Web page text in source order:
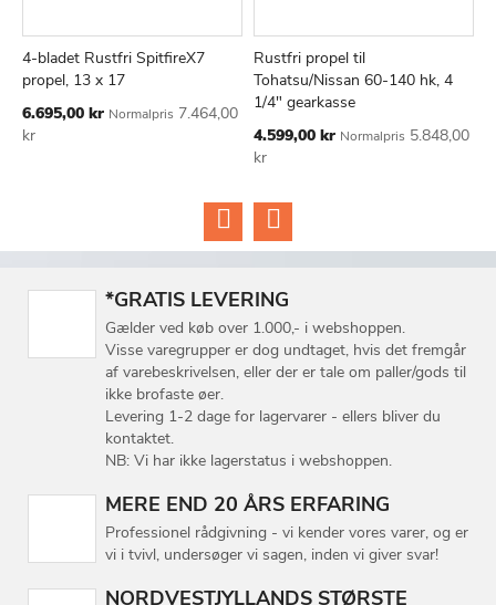
Læg i kurv
ØNSKE
SAMMENLIGN
4-bladet Rustfri SpitfireX7
propel, 13 x 17
Tilbudspris
6.695,00 kr Normalpris 7.464,00
kr
Læg i kurv
TILFØJ
LISTE
Rustfri propel til
Tohatsu/Nissan 60-140 hk, 4
1/4" gearkasse
Tilbudspris
4.599,00 kr Normalpris 5.848,00
kr
*GRATIS LEVERING
Gælder ved køb over 1.000,- i webshoppen.
Visse varegrupper er dog undtaget, hvis det fremgår
af varebeskrivelsen, eller der er tale om paller/gods til
ikke brofaste øer.
Levering 1-2 dage for lagervarer - ellers bliver du
kontaktet.
NB: Vi har ikke lagerstatus i webshoppen.
MERE END 20 ÅRS ERFARING
Professionel rådgivning - vi kender vores varer, og er
vi i tvivl, undersøger vi sagen, inden vi giver svar!
NORDVESTJYLLANDS STØRSTE